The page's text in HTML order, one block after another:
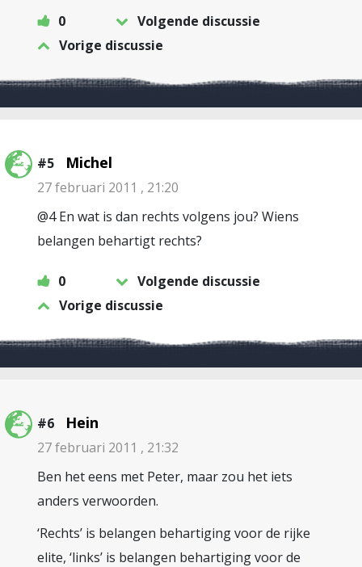
0
Volgende discussie
Vorige discussie
#5 Michel
27 februari 2011 , 21:20
@4 En wat is dan rechts volgens jou? Wiens
belangen behartigt rechts?
0
Volgende discussie
Vorige discussie
#6 Hein
27 februari 2011 , 21:32
Ben het eens met Peter, maar zou het iets
anders verwoorden.
‘Rechts’ is belangen behartiging voor de rijke
elite, ‘links’ is belangen behartiging voor de